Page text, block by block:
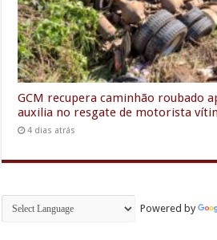
GCM recupera caminhão roubado
auxilia no resgate de motorista
4 dias atrás
Powered by